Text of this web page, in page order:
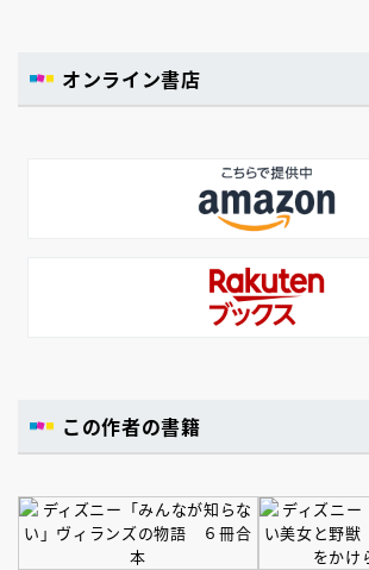
オンライン書店
この作者の書籍